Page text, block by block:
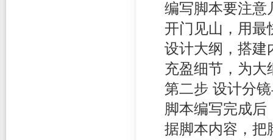
编写脚本要注意
开门见山，用最
设计大纲，搭建
充盈细节，为大
第二步 设计分
脚本编写完成后
据脚本内容，把